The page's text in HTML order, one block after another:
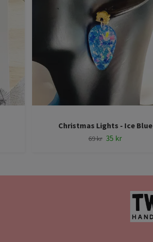
Christmas Lights - Ice Blue
69 kr 35 kr